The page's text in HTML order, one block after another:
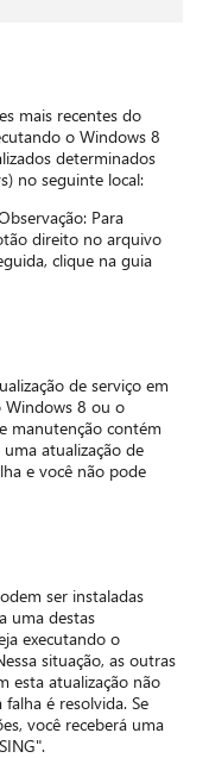
mais recentes do
o Windows 8
determinados
no seguinte local:
Para
direito no arquivo
clique na guia
de serviço em
Windows 8 ou o
manutenção contém
atualização de
e você não pode
ser instaladas
uma destas
executando o
situação, as outras
esta atualização não
é resolvida. Se
você receberá uma